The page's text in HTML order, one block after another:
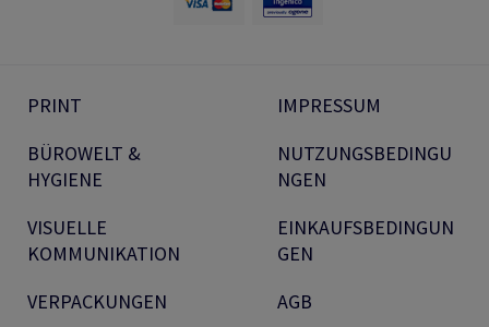
PRINT
BÜROWELT &
HYGIENE
VISUELLE
KOMMUNIKATION
VERPACKUNGEN
IMPRESSUM
NUTZUNGSBEDINGU
NGEN
EINKAUFSBEDINGUN
GEN
AGB